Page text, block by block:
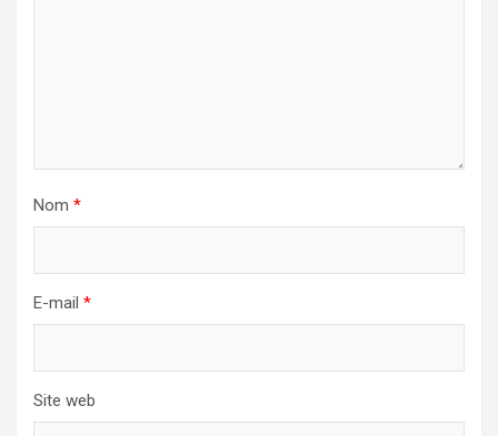
Nom *
E-mail *
Site web